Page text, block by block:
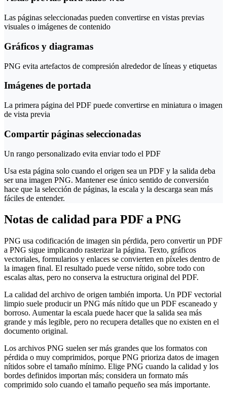
Las páginas seleccionadas pueden convertirse en vistas previas
visuales o imágenes de contenido
Gráficos y diagramas
PNG evita artefactos de compresión alrededor de líneas y etiquetas
Imágenes de portada
La primera página del PDF puede convertirse en miniatura o imagen
de vista previa
Compartir páginas seleccionadas
Un rango personalizado evita enviar todo el PDF
Usa esta página solo cuando el origen sea un PDF y la salida deba
ser una imagen PNG. Mantener ese único sentido de conversión
hace que la selección de páginas, la escala y la descarga sean más
fáciles de entender.
Notas de calidad para PDF a PNG
PNG usa codificación de imagen sin pérdida, pero convertir un PDF
a PNG sigue implicando rasterizar la página. Texto, gráficos
vectoriales, formularios y enlaces se convierten en píxeles dentro de
la imagen final. El resultado puede verse nítido, sobre todo con
escalas altas, pero no conserva la estructura original del PDF.
La calidad del archivo de origen también importa. Un PDF vectorial
limpio suele producir un PNG más nítido que un PDF escaneado y
borroso. Aumentar la escala puede hacer que la salida sea más
grande y más legible, pero no recupera detalles que no existen en el
documento original.
Los archivos PNG suelen ser más grandes que los formatos con
pérdida o muy comprimidos, porque PNG prioriza datos de imagen
nítidos sobre el tamaño mínimo. Elige PNG cuando la calidad y los
bordes definidos importan más; considera un formato más
comprimido solo cuando el tamaño pequeño sea más importante.